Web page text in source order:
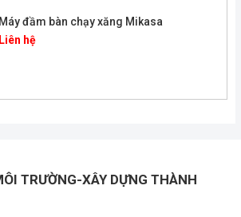
Máy đầm bàn chạy xăng Mikasa
Liên hệ
TRƯỜNG-XÂY DỰNG THÀNH